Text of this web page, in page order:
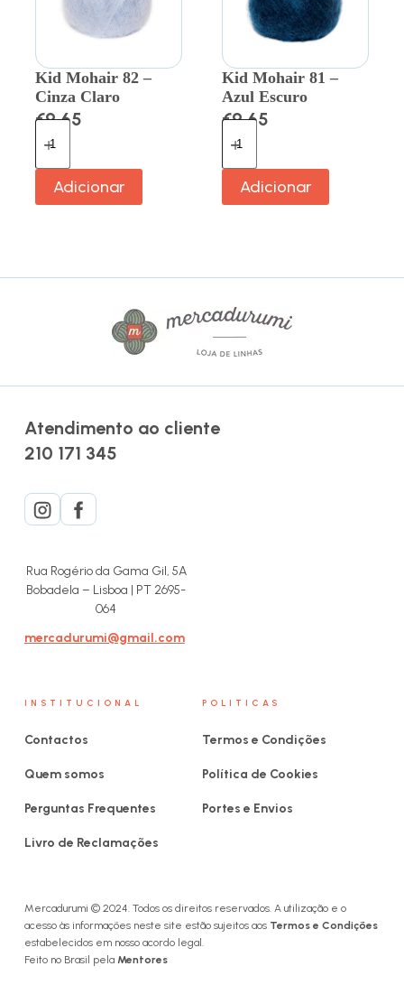
Kid Mohair 82 –
Cinza Claro
€9.65
Adicionar
Kid Mohair 81 –
Azul Escuro
€9.65
Adicionar
Atendimento ao cliente
210 171 345
Rua Rogério da Gama Gil, 5A
Bobadela – Lisboa | PT 2695-
064
mercadurumi@gmail.com
INSTITUCIONAL
Contactos
Quem somos
Perguntas Frequentes
Livro de Reclamações
POLITICAS
Termos e Condições
Política de Cookies
Portes e Envios
Mercadurumi © 2024. Todos os direitos reservados. A utilização e o
acesso às informações neste site estão sujeitos aos Termos e Condições
estabelecidos em nosso acordo legal.
Feito no Brasil pela Mentores